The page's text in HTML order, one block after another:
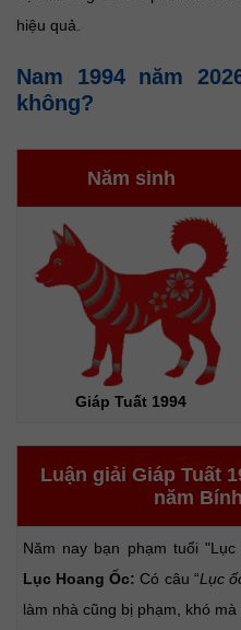
hiệu quả.
Nam 1994 năm
không?
Năm sinh
Giáp Tuất 1994
Luận giải Giáp Tuất
năm
Năm nay bạn phạm tuổi "Lục
Lục Hoang Ốc: Có câu “Lục
làm nhà cũng bị phạm, khó mà